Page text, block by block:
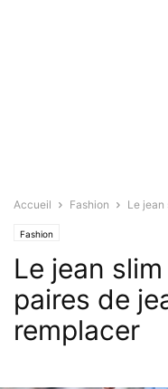
Accueil Fashion Le jean
Fashion
Le jean
paires de
remplacer